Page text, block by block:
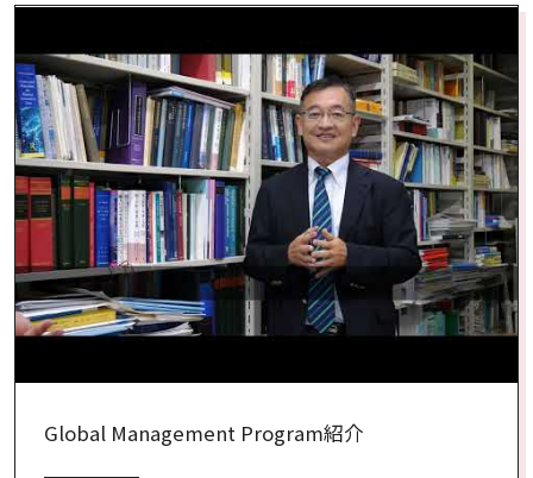
Global Management Program紹介